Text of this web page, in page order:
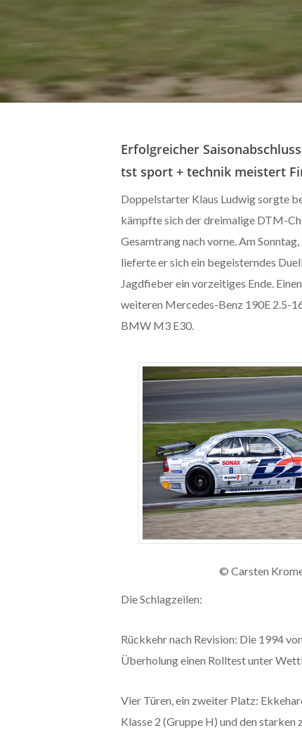
Erfolgreicher
tst sport + technik meistert
Doppelstarter Klaus Ludwig sorgte
kämpfte sich der dreimalige DTM-
Gesamtrang nach vorne. Am
lieferte er sich ein begeisterndes
Jagdfieber ein vorzeitiges Ende.
weiteren Mercedes-Benz 190E 2.5-
BMW M3 E30.
© Carsten
Die Schlagzeilen:
Rückkehr nach Revision: Die 1994
Überholung einen Rolltest unter
Vier Türen, ein zweiter Platz:
Klasse 2 (Gruppe H) und den starken